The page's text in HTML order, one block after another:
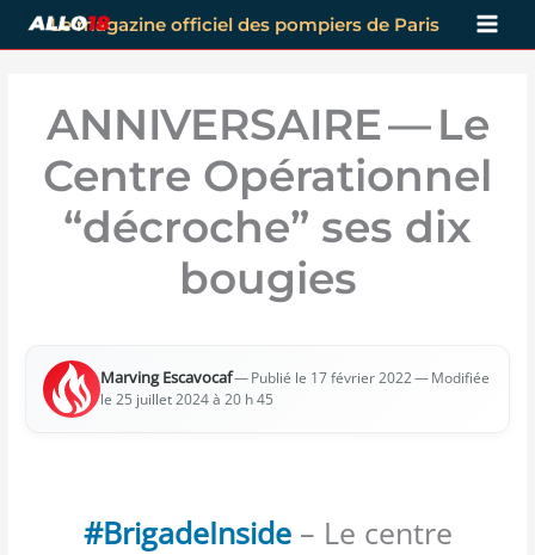
Aller
au
Le magazine officiel des pompiers de Paris
ANNIVERSAIRE — Le
Centre Opérationnel
“décroche” ses dix
bougies
Mar­ving Esca­vo­caf— Publié le 17 février 2022— Modi­fiée
le 25 juillet 2024 à 20 h 45
#BrigadeInside– Le centre